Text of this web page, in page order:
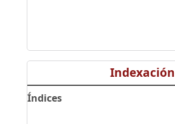
Indexación
Índices